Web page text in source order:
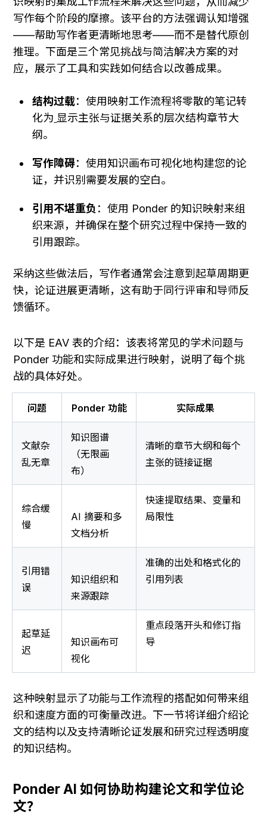
写作每个阶段的摩擦。该平台的方法强调认知增强
——帮助写作者更清晰地思考——而不是替代原创
推理。下面是三个常见挑战与简洁解决方案的对
应，展示了工具和实践如何结合以改善成果。
结构过载：使用映射工作流程将零散的笔记转
化为 显示主张与证据关系的层次结构章节大
纲。
写作障碍：使用知识画布可视化地构建您的论
证，并识别需要发展的空白。
引用不堪重负 ：使用 Ponder 的知识映射来组
织来源，并确保在整个研究过程中保持一致的
引用跟踪。
采纳这些做法后，写作者通常会注意到起草周期更
快，论证进展更清晰，这有助于同行评审和导师反
馈循环。
以下是 EAV 表的介绍：该表将常见的学术问题与
Ponder 功能和实际成果进行映射，说明了每个挑
战的具体好处。
问题 Ponder 功能 实际成果
文献杂
乱无章
知识图谱
（无限画
布）
清晰的章节大纲和每个
主张的链接证据
综合缓
慢
AI 摘要和多
文档分析
快速提取结果、变量和
局限性
引用错
误
知识组织和
来源跟踪
准确的出处和格式化的
引用列表
起草延
迟
知识画布可
视化
重点段落开头和修订指
导
这种映射显示了功能与工作流程的搭配如何带来组
织和速度方面的可衡量改进。下一节将详细介绍论
文的结构以及支持清晰论证发展和研究过程透明度
的知识结构。
Ponder AI 如何协助构建论文和学位论
文？